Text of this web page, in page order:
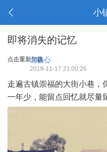
小
即将消失的记忆
点击重新加载
北极心
2019-11-17 21:00:26
走遍古镇崇福的大街小巷，
一年少，能留点回忆就尽量